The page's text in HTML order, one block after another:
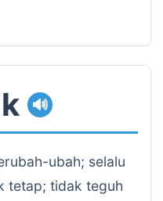
🔊
ubah; selalu
tetap; tidak teguh